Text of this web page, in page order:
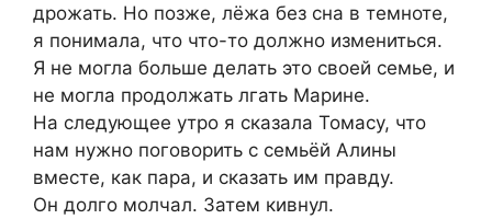
дрожать. Но позже, лёжа без сна в темноте,
я понимала, что что-то должно измениться.
Я не могла больше делать это своей семье, и
не могла продолжать лгать Марине.
На следующее утро я сказала Томасу, что
нам нужно поговорить с семьёй Алины
вместе, как пара, и сказать им правду.
Он долго молчал. Затем кивнул.